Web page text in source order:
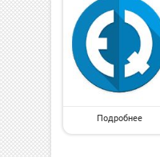
Подробнее